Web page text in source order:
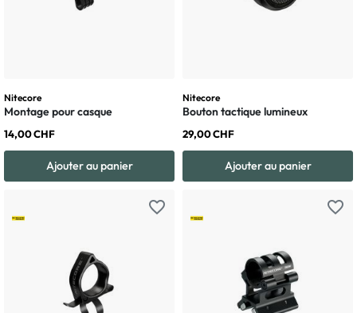
Nitecore
Montage pour casque
14,00 CHF
Ajouter au panier
Nitecore
Bouton tactique lumineux
29,00 CHF
Ajouter au panier
favorite_border favorite_border